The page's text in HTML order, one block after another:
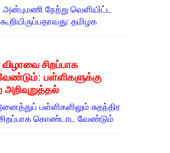
நேற்று வெளியிட்ட
தமிழக
விழாவை சிறப்பாக
பள்ளிகளுக்கு
பள்ளிகளிலும் சுதந்திர
கொண்டாட வேண்டும்